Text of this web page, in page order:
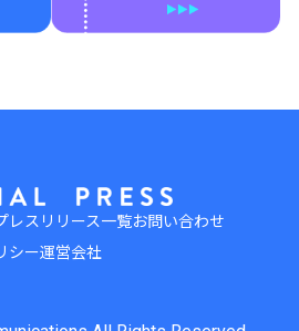
レスリリース一覧お問い合わせ
シー運営会社